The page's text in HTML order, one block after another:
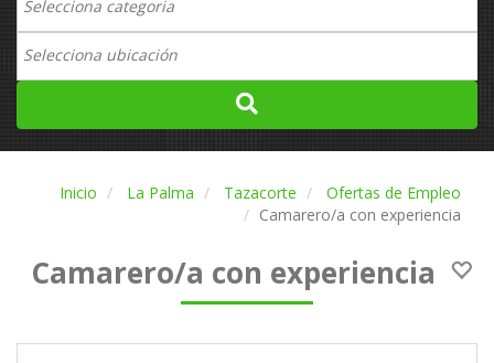
Inicio La Palma Tazacorte
Ofertas de Empleo
Camarero/a con experiencia
Camarero/a con experiencia